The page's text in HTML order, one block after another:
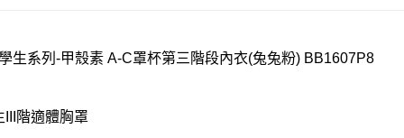
生系列-甲殼素 A-C罩杯第三階段內衣(兔兔粉) BB1607P8
III階適體胸罩